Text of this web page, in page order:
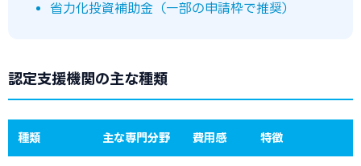
省力化投資補助金（一部の申請枠で推奨）
認定支援機関の主な種類
種類 主な専門分野 費用感 特徴